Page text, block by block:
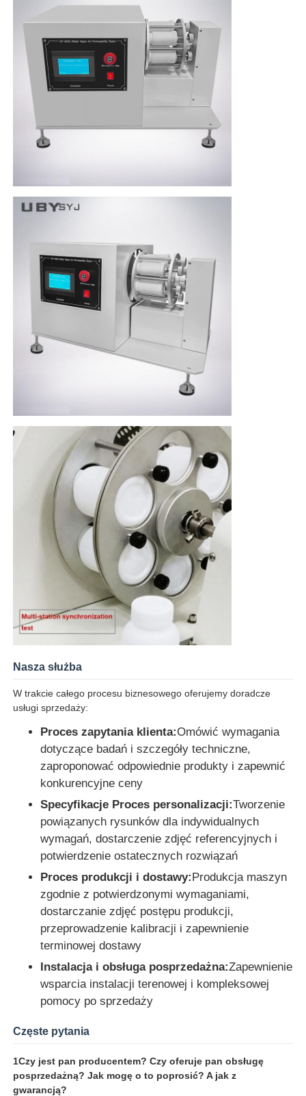
Nasza służba
W trakcie całego procesu biznesowego oferujemy doradcze
usługi sprzedaży:
Proces zapytania klienta:Omówić wymagania
dotyczące badań i szczegóły techniczne,
zaproponować odpowiednie produkty i zapewnić
konkurencyjne ceny
Specyfikacje Proces personalizacji:Tworzenie
powiązanych rysunków dla indywidualnych
wymagań, dostarczenie zdjęć referencyjnych i
potwierdzenie ostatecznych rozwiązań
Proces produkcji i dostawy:Produkcja maszyn
zgodnie z potwierdzonymi wymaganiami,
dostarczanie zdjęć postępu produkcji,
przeprowadzenie kalibracji i zapewnienie
terminowej dostawy
Instalacja i obsługa posprzedażna:Zapewnienie
wsparcia instalacji terenowej i kompleksowej
pomocy po sprzedaży
Częste pytania
1Czy jest pan producentem? Czy oferuje pan obsługę
posprzedażną? Jak mogę o to poprosić? A jak z
gwarancją?